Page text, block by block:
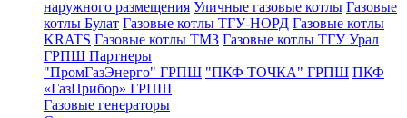
наружного размещения Уличные газовые котлы Газовые
котлы Булат Газовые котлы ТГУ-НОРД Газовые котлы
KRATS Газовые котлы ТМЗ Газовые котлы ТГУ Урал
ГРПШ Партнеры
"ПромГазЭнерго" ГРПШ "ПКФ ТОЧКА" ГРПШ ПКФ
«ГазПрибор» ГРПШ
Газовые генераторы